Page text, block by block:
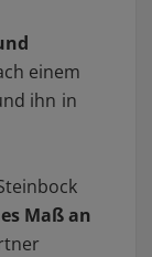
einem
ihn in
Maß an